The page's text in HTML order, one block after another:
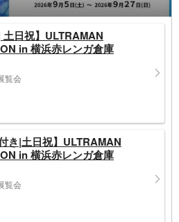
土日祝】ULTRAMAN
in 横浜赤レンガ倉庫
覧会
き|土日祝】ULTRAMAN
in 横浜赤レンガ倉庫
覧会